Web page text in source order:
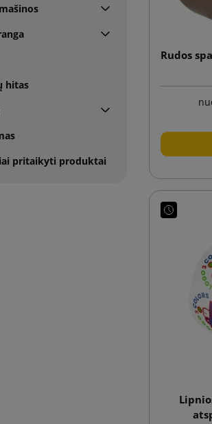
hitas
pritaikyti produktai
Rudos